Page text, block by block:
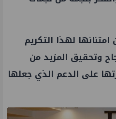
لهذا التكريم
وتحقيق المزيد من
على الدعم الذي جعلها